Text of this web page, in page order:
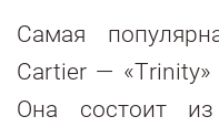
Самая
Cartier — «Тrinity»
Она состоит